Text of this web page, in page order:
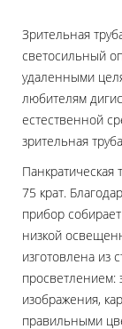
Зрительная
светосильный
удаленными
любителям
естественной
зрительная
Панкратическая
75 крат.
прибор
низкой
изготовлена из
просветлением:
изображения,
правильными